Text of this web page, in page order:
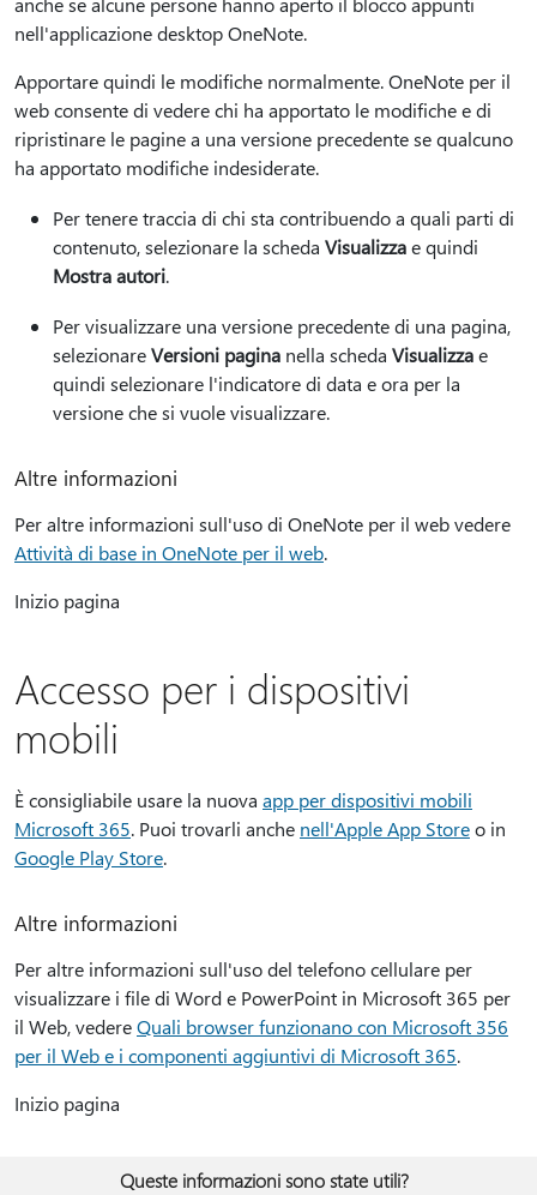
nell'applicazione desktop OneNote.
Apportare quindi le modifiche normalmente. OneNote per il
web consente di vedere chi ha apportato le modifiche e di
ripristinare le pagine a una versione precedente se qualcuno
ha apportato modifiche indesiderate.
Per tenere traccia di chi sta contribuendo a quali parti di
contenuto, selezionare la scheda Visualizzae quindi
Mostra autori.
Per visualizzare una versione precedente di una pagina,
selezionareVersioni pagina nella scheda Visualizzae
quindi selezionare l'indicatore di data e ora per la
versione che si vuole visualizzare.
Altre informazioni
Per altre informazioni sull'uso di OneNote per il web vedere
Attività di base in OneNote per il web.
Inizio pagina
Accesso per i dispositivi
mobili
È consigliabile usare la nuova app per dispositivi mobili
Microsoft 365. Puoi trovarli anche nell'Apple App Storeo in
Google Play Store.
Altre informazioni
Per altre informazioni sull'uso del telefono cellulare per
visualizzare i file di Word e PowerPoint in Microsoft 365 per
il Web, vedereQuali browser funzionano con Microsoft 356
per il Web e i componenti aggiuntivi di Microsoft 365.
Inizio pagina
Queste informazioni sono state utili?